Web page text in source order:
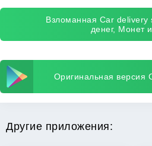
Взломанная Car
денег, Монет
Оригинальная версия
Другие приложения: